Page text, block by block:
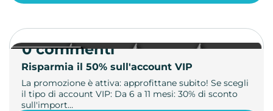
Risparmia il 50% sull'account VIP
La promozione è attiva: approfittane subito! Se scegli
il tipo di account VIP: Da 6 a 11 mesi: 30% di sconto
sull'import…
0 commenti